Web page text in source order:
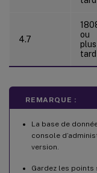
4.7
ou
plus
tard
REMARQUE :
La base de
console
version.
Gardez les points